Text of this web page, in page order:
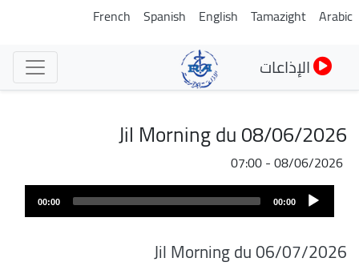
تجاوز
Arabic
Tamazight
English
Spanish
French
الإذاعات
Jil Morning du 08/06/2026
08/06/2026 - 07:00
Audio
Player
00:00
00:00
Jil Morning du 06/07/2026